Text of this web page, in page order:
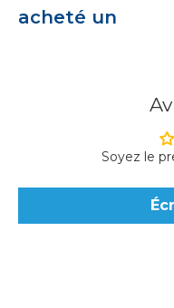
acheté un
Soyez le